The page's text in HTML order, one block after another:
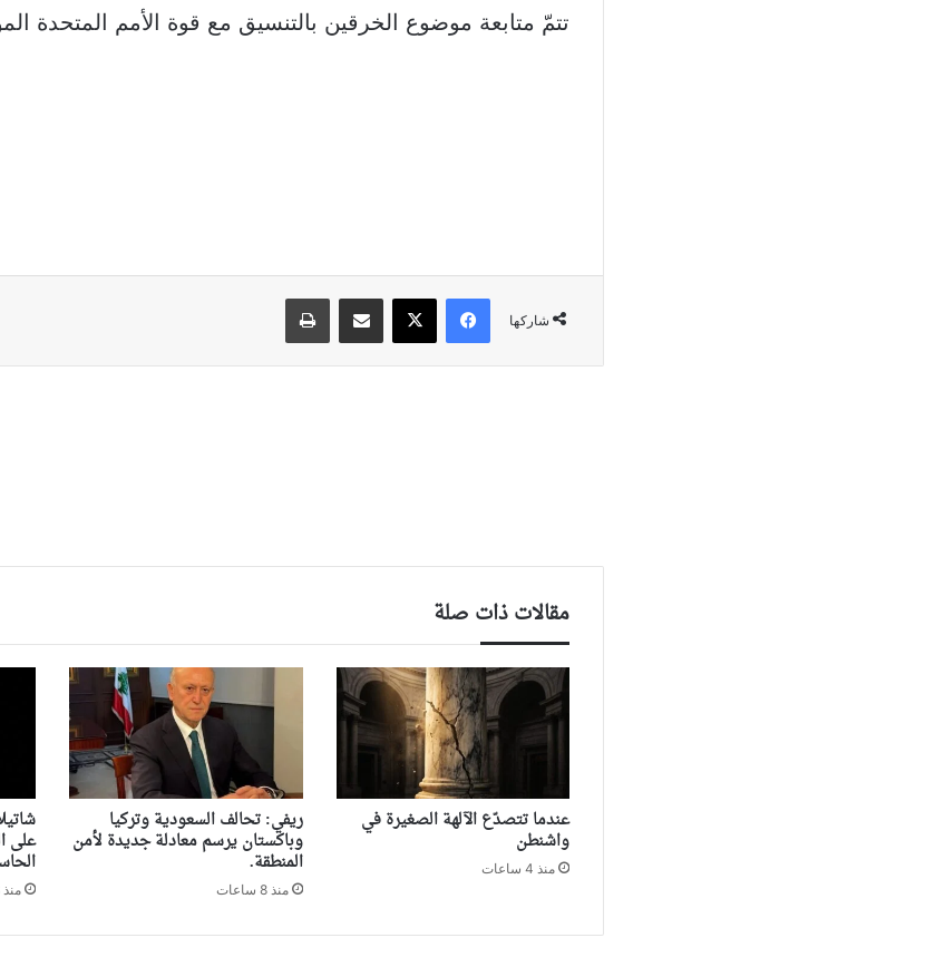
تتمّ متابعة موضوع الخرقين بالتنسيق مع قوة الأمم المتحدة
شاركها
فيسبوك ‫X مشاركة عبر البريد طباعة
مقالات ذات صلة
‏عندما تتصدّع الآلهة الصغيرة في
واشنطن
منذ 4 ساعات
ريفي: تحالف السعودية وتركيا
وباكستان يرسم معادلة جديدة لأمن
المنطقة.
منذ 8 ساعات
على
منذ 8 ساعات